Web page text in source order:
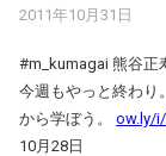
2011年10月31日
#m_kumagai 熊谷正
今週もやっと終わり
から学ぼう。 ow.ly/
10月28日